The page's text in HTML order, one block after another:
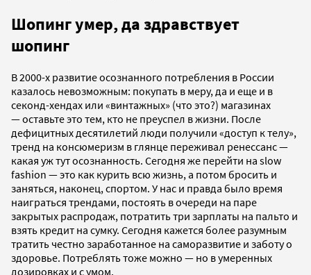
Шопинг умер, да здравствует
шопинг
В 2000-х развитие осознанного потребления в России
казалось невозможным: покупать в меру, да и еще и в
секонд-хендах или «винтажных» (что это?) магазинах
— оставьте это тем, кто не преуспел в жизни. После
дефицитных десятилетий люди получили «доступ к телу»,
тренд на консюмеризм в глянце переживал ренессанс —
какая уж тут осознанность. Сегодня же перейти на slow
fashion — это как курить всю жизнь, а потом бросить и
заняться, наконец, спортом. У нас и правда было время
наиграться трендами, постоять в очереди на паре
закрытых распродаж, потратить три зарплаты на пальто и
взять кредит на сумку. Сегодня кажется более разумным
тратить честно заработанное на саморазвитие и заботу о
здоровье. Потреблять тоже можно — но в умеренных
дозировках и с умом.